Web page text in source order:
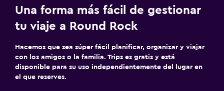
Una forma más fácil de gestionar
tu viaje a Round Rock
Hacemos que sea súper fácil planificar, organizar y viajar
con los amigos o la familia. Trips es gratis y está
disponible para su uso independientemente del lugar en
el que reserves.